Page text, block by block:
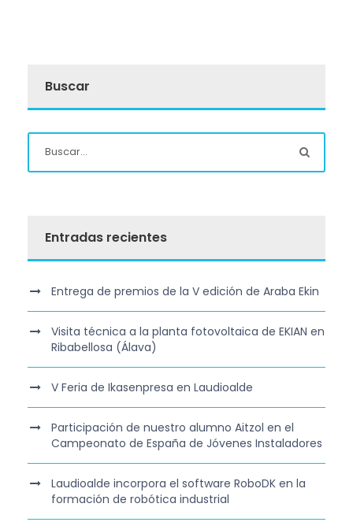
Buscar
Entradas recientes
Entrega de premios de la V edición de Araba Ekin
Visita técnica a la planta fotovoltaica de EKIAN en
Ribabellosa (Álava)
V Feria de Ikasenpresa en Laudioalde
Participación de nuestro alumno Aitzol en el
Campeonato de España de Jóvenes Instaladores
Laudioalde incorpora el software RoboDK en la
formación de robótica industrial